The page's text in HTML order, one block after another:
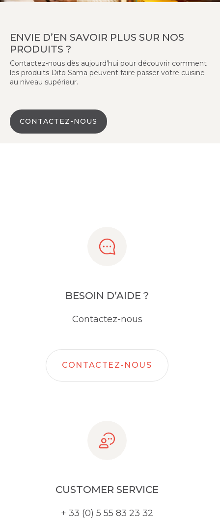
ENVIE D’EN SAVOIR PLUS SUR NOS
PRODUITS ?
Contactez-nous dès aujourd’hui pour découvrir comment
les produits Dito Sama peuvent faire passer votre cuisine
au niveau supérieur.
CONTACTEZ-NOUS
BESOIN D’AIDE ?
Contactez-nous
CONTACTEZ-NOUS
CUSTOMER SERVICE
+ 33 (0) 5 55 83 23 32